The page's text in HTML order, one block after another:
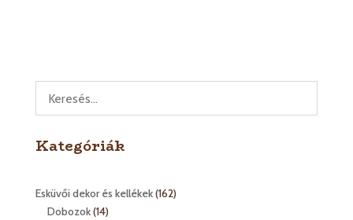
Kategóriák
Esküvői dekor és kellékek 162162
Dobozok 1414